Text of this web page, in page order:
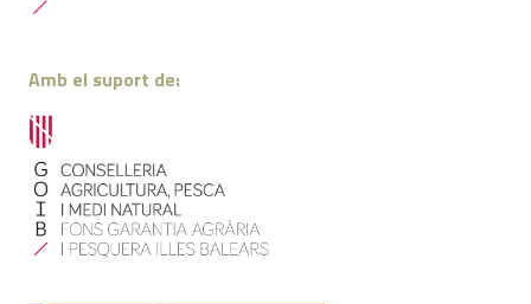
Amb el suport de: